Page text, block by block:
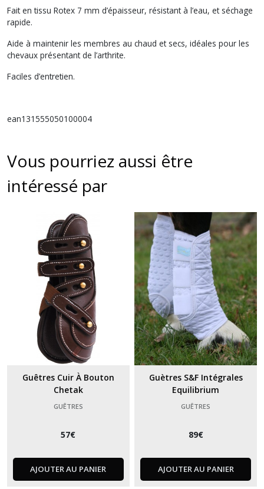
Fait en tissu Rotex 7 mm d’épaisseur, résistant à l’eau, et séchage
rapide.
Aide à maintenir les membres au chaud et secs, idéales pour les
chevaux présentant de l’arthrite.
Faciles d’entretien.
ean131555050100004
Vous pourriez aussi être
intéressé par
Guêtres Cuir À Bouton
Chetak
GUÊTRES
57€
AJOUTER AU PANIER
Guètres S&F Intégrales
Equilibrium
GUÊTRES
89€
AJOUTER AU PANIER